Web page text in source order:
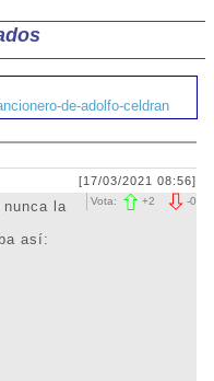
de-adolfo-celdran
[17/03/2021 08:56]
-0
Vota: +2
nunca la
así: